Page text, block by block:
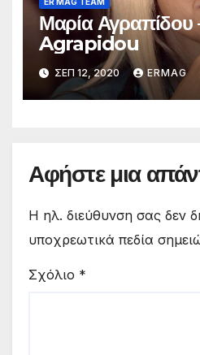
Μαρία Αγραπίδου
Agrapidou
ΣΕΠ 12, 2020 ERMAG
Αφήστε μια
Η ηλ. διεύθυνση σας δεν
υποχρεωτικά πεδία
Σχόλιο *